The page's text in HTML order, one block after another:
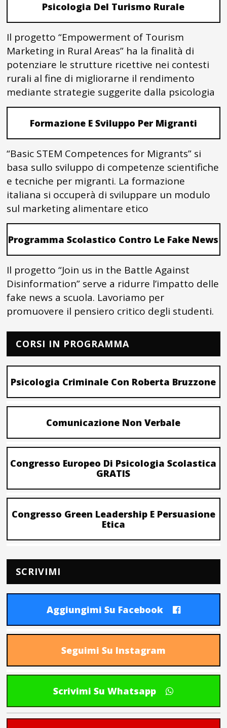
Psicologia Del Turismo Rurale
Il progetto “Empowerment of Tourism
Marketing in Rural Areas” ha la finalità di
potenziare le strutture ricettive nei contesti
rurali al fine di migliorarne il rendimento
mediante strategie suggerite dalla psicologia
Formazione E Sviluppo Per Migranti
“Basic STEM Competences for Migrants” si
basa sullo sviluppo di competenze scientifiche
e tecniche per migranti. La formazione
italiana si occuperà di sviluppare un modulo
sul marketing alimentare etico
Programma Scolastico Contro Le Fake News
Il progetto “Join us in the Battle Against
Disinformation” serve a ridurre l’impatto delle
fake news a scuola. Lavoriamo per
promuovere il pensiero critico degli studenti.
CORSI IN PROGRAMMA
Psicologia Criminale Con Roberta Bruzzone
Comunicazione Non Verbale
Congresso Europeo Di Psicologia Scolastica
GRATIS
Congresso Green Leadership E Persuasione
Etica
SCRIVIMI
Aggiungimi Su Facebook
Seguimi Su Instagram
Scrivimi Su Whatsapp